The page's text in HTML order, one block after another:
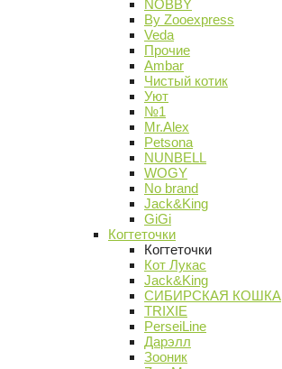
NOBBY
By Zooexpress
Veda
Прочие
Ambar
Чистый котик
Уют
№1
Mr.Alex
Petsona
NUNBELL
WOGY
No brand
Jack&King
GiGi
Когтеточки
Когтеточки
Кот Лукас
Jack&King
СИБИРСКАЯ КОШКА
TRIXIE
PerseiLine
Дарэлл
Зооник